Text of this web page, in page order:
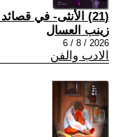
(21) الأنثى- في قصائد أحمد فرح”
زينب العسال
2026 / 8 / 6
الادب والفن